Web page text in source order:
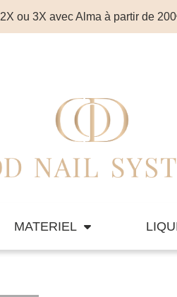
2X ou 3X avec Alma à partir de
MATERIEL